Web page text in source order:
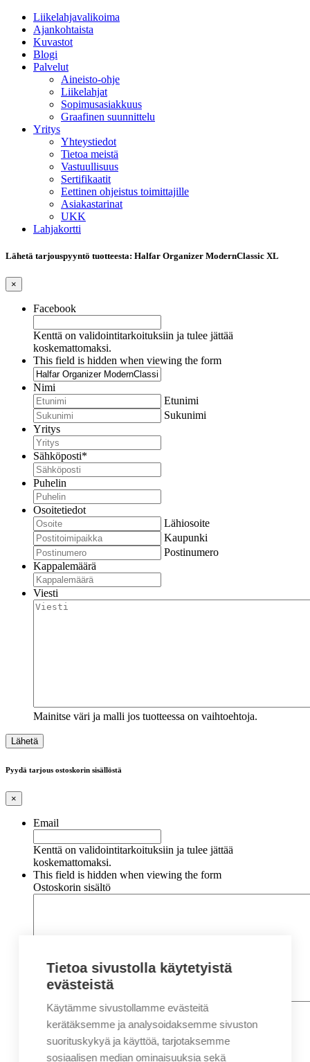
Liikelahjavalikoima
Ajankohtaista
Kuvastot
Blogi
Palvelut
Aineisto-ohje
Liikelahjat
Sopimusasiakkuus
Graafinen suunnittelu
Yritys
Yhteystiedot
Tietoa meistä
Vastuullisuus
Sertifikaatit
Eettinen ohjeistus toimittajille
Asiakastarinat
UKK
Lahjakortti
Lähetä tarjouspyyntö tuotteesta: Halfar Organizer ModernClassic XL
×
Facebook
Kenttä on validointitarkoituksiin ja tulee jättää
koskemattomaksi.
This field is hidden when viewing the form
Nimi
Etunimi
Sukunimi
Yritys
Sähköposti*
Puhelin
Osoitetiedot
Lähiosoite
Kaupunki
Postinumero
Kappalemäärä
Viesti
Mainitse väri ja malli jos tuotteessa on vaihtoehtoja.
Pyydä tarjous ostoskorin sisällöstä
×
Email
Kenttä on validointitarkoituksiin ja tulee jättää
koskemattomaksi.
This field is hidden when viewing the form
Ostoskorin sisältö
Nimi*
Etunimi
Sukunimi
Tietoa sivustolla käytetyistä
evästeistä
Käytämme sivustollamme evästeitä
kerätäksemme ja analysoidaksemme sivuston
suorituskykyä ja käyttöä, tarjotaksemme
sosiaalisen median ominaisuuksia sekä